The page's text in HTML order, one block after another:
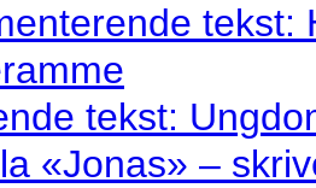
tekst:
tekst:
«Jonas» –